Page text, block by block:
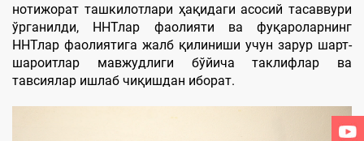
нотижорат ташкилотлари ҳақидаги асосий тасаввури
ўрганилди, ННТлар фаолияти ва фуқароларнинг
ННТлар фаолиятига жалб қилиниши учун зарур шарт-
шароитлар мавжудлиги бўйича таклифлар ва
тавсиялар ишлаб чиқишдан иборат.